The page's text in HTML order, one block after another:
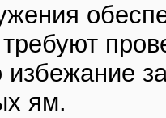
ям.